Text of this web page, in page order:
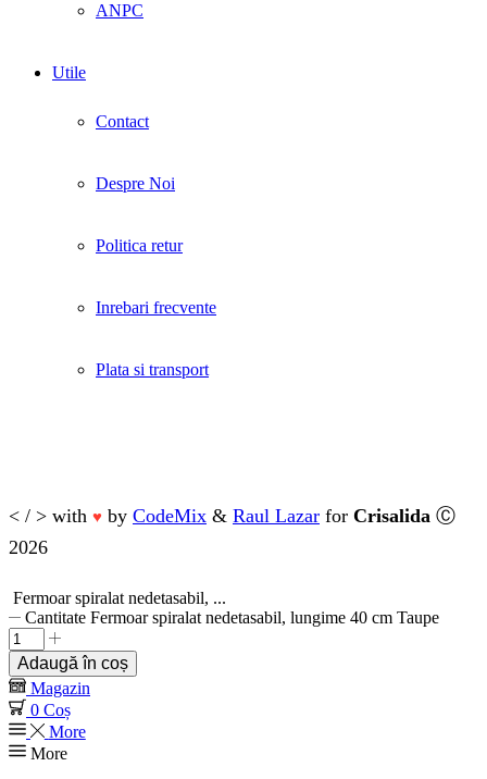
ANPC
Utile
Contact
Despre Noi
Politica retur
Inrebari frecvente
Plata si transport
< / > with ♥ by CodeMix & Raul Lazar for Crisalida Ⓒ
2026
Fermoar spiralat nedetasabil, ...
Cantitate Fermoar spiralat nedetasabil, lungime 40 cm Taupe
Adaugă în coș
Magazin
0 Coș
More
More